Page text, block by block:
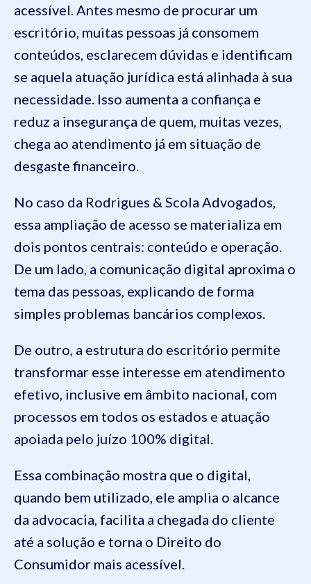
acessível. Antes mesmo de procurar um
escritório, muitas pessoas já consomem
conteúdos, esclarecem dúvidas e identificam
se aquela atuação jurídica está alinhada à sua
necessidade. Isso aumenta a confiança e
reduz a insegurança de quem, muitas vezes,
chega ao atendimento já em situação de
desgaste financeiro.
No caso da Rodrigues & Scola Advogados,
essa ampliação de acesso se materializa em
dois pontos centrais: conteúdo e operação.
De um lado, a comunicação digital aproxima o
tema das pessoas, explicando de forma
simples problemas bancários complexos.
De outro, a estrutura do escritório permite
transformar esse interesse em atendimento
efetivo, inclusive em âmbito nacional, com
processos em todos os estados e atuação
apoiada pelo juízo 100% digital.
Essa combinação mostra que o digital,
quando bem utilizado, ele amplia o alcance
da advocacia, facilita a chegada do cliente
até a solução e torna o Direito do
Consumidor mais acessível.